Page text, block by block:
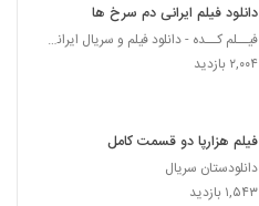
دانلود فیلم ایرانی دم سرخ ها
فیــلم کــده - دانلود فیلم و سریال ایرانی (رایگان)
۲,۰۰۴ بازدید
فیلم هزارپا دو قسمت کامل
دانلودستان سریال
۱,۵۴۳ بازدید